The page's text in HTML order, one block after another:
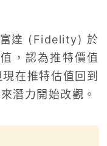
富達 (Fidelity) 於
，認為推特價值
在推特估值回到
潛力開始改觀。